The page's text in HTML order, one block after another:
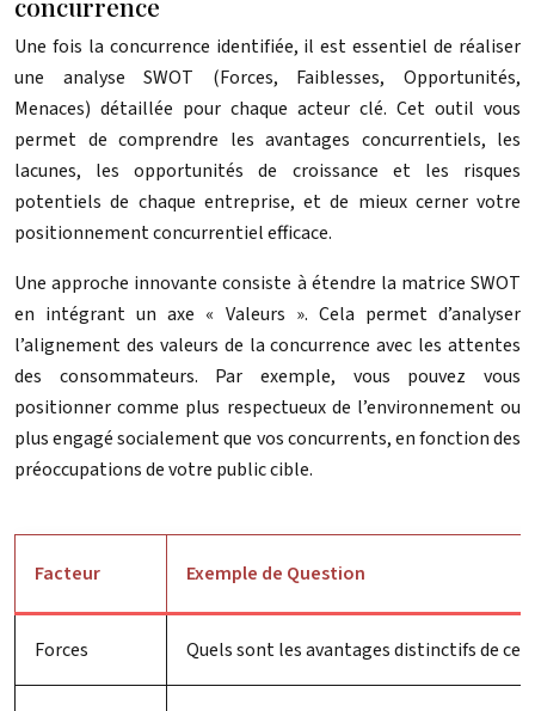
Une fois la concurrence identifiée, il est essentiel de réaliser
une analyse SWOT (Forces, Faiblesses, Opportunités,
Menaces) détaillée pour chaque acteur clé. Cet outil vous
permet de comprendre les avantages concurrentiels, les
lacunes, les opportunités de croissance et les risques
potentiels de chaque entreprise, et de mieux cerner votre
positionnement concurrentiel efficace.
Une approche innovante consiste à étendre la matrice SWOT
en intégrant un axe « Valeurs ». Cela permet d’analyser
l’alignement des valeurs de la concurrence avec les attentes
des consommateurs. Par exemple, vous pouvez vous
positionner comme plus respectueux de l’environnement ou
plus engagé socialement que vos concurrents, en fonction des
préoccupations de votre public cible.
Facteur Exemple de Question
Forces Quels sont les avantages distinctifs de